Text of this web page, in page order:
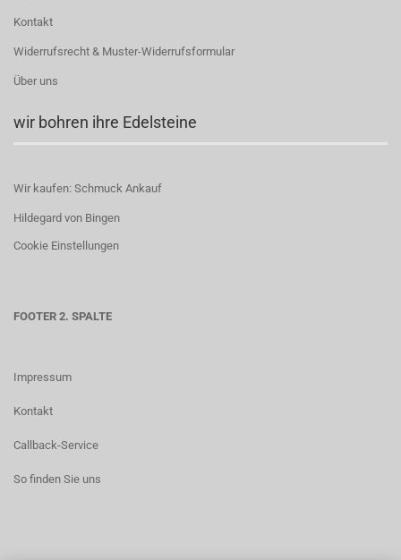
Kontakt
Widerrufsrecht & Muster-Widerrufsformular
Über uns
wir bohren ihre Edelsteine
Wir kaufen: Schmuck Ankauf
Hildegard von Bingen
Cookie Einstellungen
FOOTER 2. SPALTE
Impressum
Kontakt
Callback-Service
So finden Sie uns